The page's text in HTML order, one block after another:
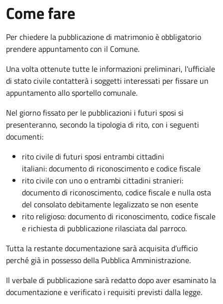
Come fare
Per chiedere la pubblicazione di matrimonio è obbligatorio
prendere appuntamento con il Comune.
Una volta ottenute tutte le informazioni preliminari, l'ufficiale
di stato civile contatterà i soggetti interessati per fissare un
appuntamento allo sportello comunale.
Nel giorno fissato per le pubblicazioni i futuri sposi si
presenteranno, secondo la tipologia di rito, con i seguenti
documenti:
rito civile di futuri sposi entrambi cittadini
italiani: documento di riconoscimento e codice fiscale
rito civile con uno o entrambi cittadini stranieri:
documento di riconoscimento, codice fiscale e nulla osta
del consolato debitamente legalizzato se non esente
rito religioso: documento di riconoscimento, codice fiscale
e richiesta di pubblicazione rilasciata dal parroco.
Tutta la restante documentazione sarà acquisita d’ufficio
perché già in possesso della Pubblica Amministrazione.
Il verbale di pubblicazione sarà redatto dopo aver esaminato la
documentazione e verificato i requisiti previsti dalla legge.